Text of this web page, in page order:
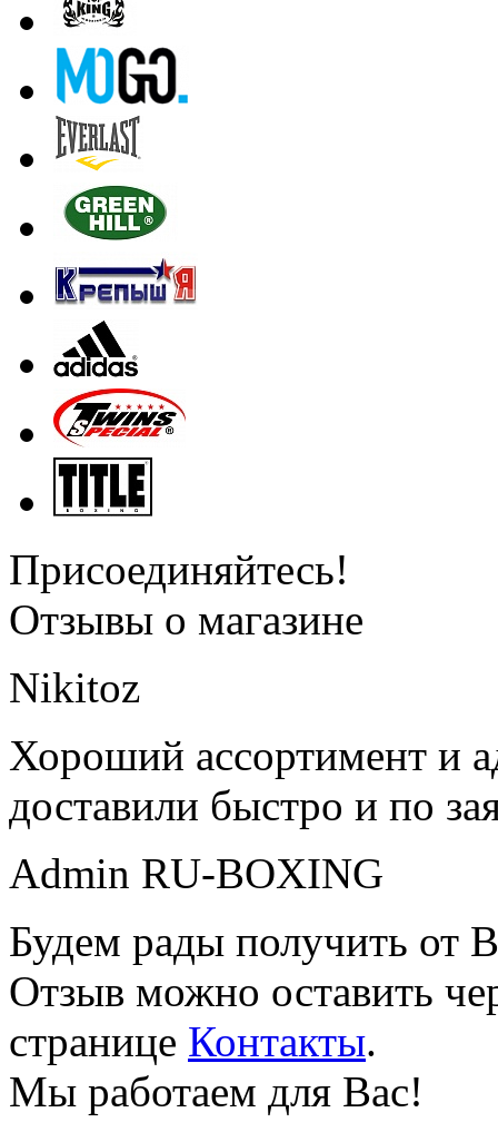
Присоединяйтесь!
Отзывы о магазине
Nikitoz
Хороший ассортимент и
доставили быстро и по
Admin RU-BOXING
Будем рады получить от
Отзыв можно оставить
странице Контакты.
Мы работаем для Вас!